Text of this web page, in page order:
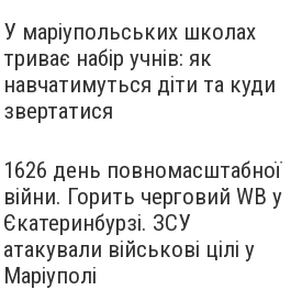
У маріупольських школах
триває набір учнів: як
навчатимуться діти та куди
звертатися
1626 день повномасштабної
війни. Горить черговий WB у
Єкатеринбурзі. ЗСУ
атакували військові цілі у
Маріуполі